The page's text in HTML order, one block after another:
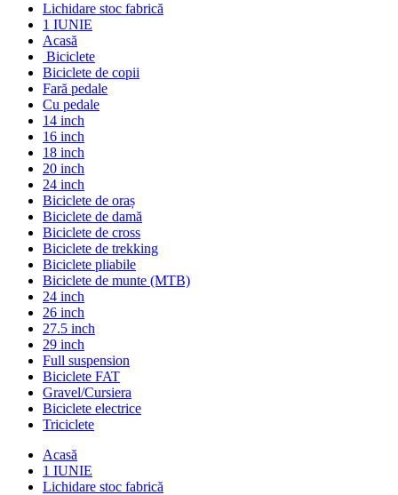
Lichidare stoc fabrică
1 IUNIE
Acasă
Biciclete
Biciclete de copii
Fară pedale
Cu pedale
14 inch
16 inch
18 inch
20 inch
24 inch
Biciclete de oraș
Biciclete de damă
Biciclete de cross
Biciclete de trekking
Biciclete pliabile
Biciclete de munte (MTB)
24 inch
26 inch
27.5 inch
29 inch
Full suspension
Biciclete FAT
Gravel/Cursiera
Biciclete electrice
Triciclete
Acasă
1 IUNIE
Lichidare stoc fabrică